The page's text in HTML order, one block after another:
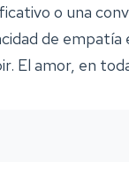
o una
de
El amor, en